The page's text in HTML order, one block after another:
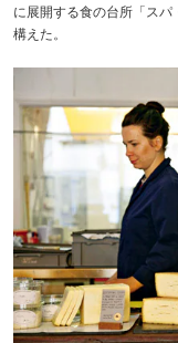
に展開する食の台所「ス
構えた。